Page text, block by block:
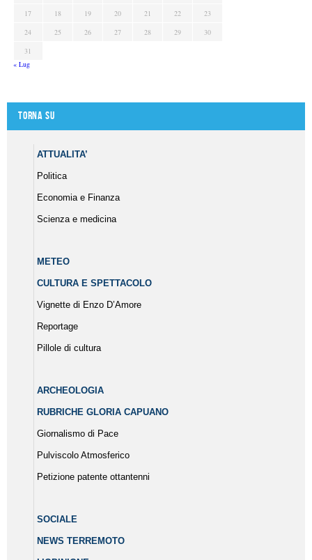
17
18 19 20 21 22
23
24
25 26 27 28 29
30
31
« Lug
Torna su
ATTUALITA’
Politica
Economia e Finanza
Scienza e medicina
METEO
CULTURA E SPETTACOLO
Vignette di Enzo D’Amore
Reportage
Pillole di cultura
ARCHEOLOGIA
RUBRICHE GLORIA CAPUANO
Giornalismo di Pace
Pulviscolo Atmosferico
Petizione patente ottantenni
SOCIALE
NEWS TERREMOTO